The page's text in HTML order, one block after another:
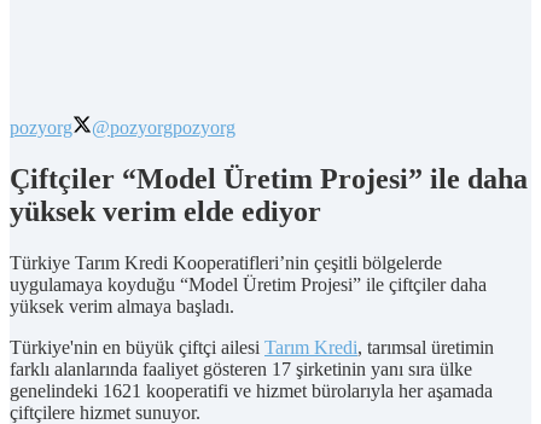
pozyorg @pozyorgpozyorg
Çiftçiler “Model Üretim Projesi” ile daha
yüksek verim elde ediyor
Türkiye Tarım Kredi Kooperatifleri’nin çeşitli bölgelerde
uygulamaya koyduğu “Model Üretim Projesi” ile çiftçiler daha
yüksek verim almaya başladı.
Türkiye'nin en büyük çiftçi ailesi Tarım Kredi, tarımsal üretimin
farklı alanlarında faaliyet gösteren 17 şirketinin yanı sıra ülke
genelindeki 1621 kooperatifi ve hizmet bürolarıyla her aşamada
çiftçilere hizmet sunuyor.